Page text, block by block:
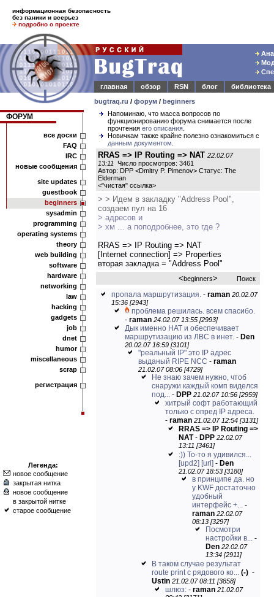
информационная безопасность
без паники и всерьез
подробно о проекте
главная
обзор RSN блог
библиотека
bugtraq.ru / форум / beginners
ФОРУМ
все доски
FAQ
IRC
новые сообщения
site updates
guestbook
beginners
sysadmin
programming
operating systems
theory
web building
software
hardware
networking
law
hacking
gadgets
job
dnet
humor
miscellaneous
scrap
регистрация
Легенда:
новое сообщение
закрытая нитка
новое сообщение
в закрытой нитке
старое сообщение
Напоминаю, что масса вопросов по
функционированию форума снимается после
прочтения его описания
Новичкам также крайне полезно ознакомиться с
данным документом
RRAS => IP Routing => NAT 22.02.07
13:11 Число просмотров: 3461
Автор: DPP <Dmitry P. Pimenov> Статус: The
Elderman
<"чистая" ссылка>
> > Идем в закладку "Address Pool",
создаем пул на 16
> адресов и
> хм ... а поподробнее, это где ?
RRAS => IP Routing => NAT
[Internet connection] => Properties
вторая закладка = "Address Pool"
<beginners> Поиск
пропала маршрутизация. - raman 20.02.07
15:36 [2943]
проблема решилась. всем спасибо.
- raman 24.02.07 13:55 [2993]
Дык именно НАТ и обеспечивает
маршрутизацию из ЛВС в инет. - Den
20.02.07 16:59 [3101]
"реальный IP" это IP адрес
выданый RIPE NCC - raman
21.02.07 08:06 [4729]
Не знаю зачем нужно, чтоб
снаружи каждый комп виделся
под... - DPP 21.02.07 10:56 [2959]
хитрый софт работающий
только с опред IP адреса.
- raman 21.02.07 12:54 [3131]
RRAS => IP Routing =>
NAT- DPP 22.02.07
13:11 [3461]
:)) То-то я удивился...
[upd2] [url] - Den
21.02.07 18:53 [3180]
в принципе да. но
у KWF достаточно
удобный
интерфейс +... -
raman 22.02.07
08:13 [3297]
Посмотри
настройки в... -
Den 22.02.07
13:34 [2911]
В таком случае результат
route print с рядового ко... (-) -
Ustin 21.02.07 08:11 [3858]
шлюз: - raman 21.02.07